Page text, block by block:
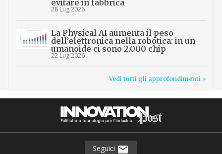
evitare in fabbrica
28 Lug 2026
La Physical AI aumenta il peso
dell’elettronica nella robotica: in un
umanoide ci sono 2.000 chip
22 Lug 2026
Vedi tutti gli approfondimenti >
Seguici